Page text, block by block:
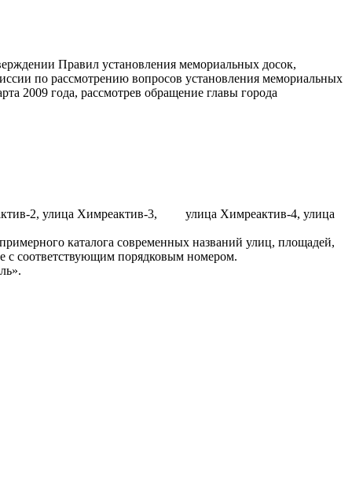
Правил установления мемориальных досок,
по рассмотрению вопросов установления мемориальных
2009 года, рассмотрев обращение главы города
2, улица Химреактив-3, улица Химреактив-4, улица
каталога современных названий улиц, площадей,
с соответствующим порядковым номером.